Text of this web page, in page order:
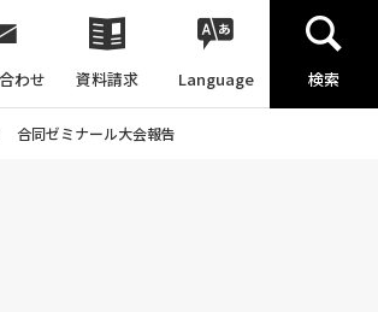
わせ 資料請求 Language 検索
合同ゼミナール大会報告